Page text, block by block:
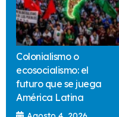
Colonialismo o
ecosocialismo: el
futuro que se juega
América Latina